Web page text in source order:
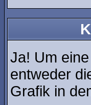
Ja! Um
entweder
Grafik in